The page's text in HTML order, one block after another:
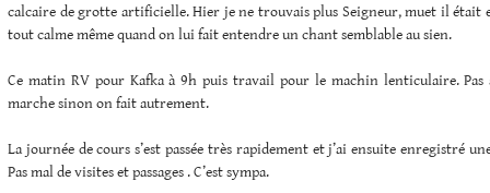
calcaire de grotte artificielle. Hier je ne trouvais plus Seigneur, muet il était
tout calme même quand on lui fait entendre un chant semblable au sien.
Ce matin RV pour Kafka à 9h puis travail pour le machin lenticulaire. Pas
marche sinon on fait autrement.
La journée de cours s’est passée très rapidement et j’ai ensuite enregistré
Pas mal de visites et passages . C’est sympa.